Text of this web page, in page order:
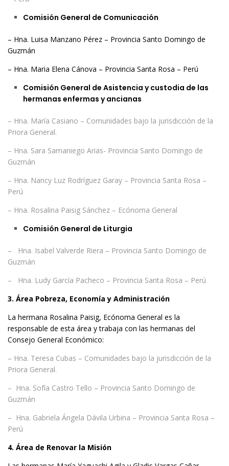
Comisión General de Comunicación
– Hna. Luisa Manzano Pérez – Provincia Santo Domingo de
Guzmán
– Hna. Maria Elena Cánova – Provincia Santa Rosa – Perú
Comisión General de Asistencia y custodia de las
hermanas enfermas y ancianas
– Hna. María Casiano – Comunidades bajo la jurisdicción de la
Priora General.
– Hna. Sara Samaniego Arias- Provincia Santo Domingo de
Guzmán
– Hna. Nancy Luz Rodríguez Garay – Provincia Santa Rosa –
Perú
– Hna. Rosalina Paisig Sánchez – Ecónoma General
Comisión General de Liturgia
– Hna. Isabel Valverde Riera – Provincia Santo Domingo de
Guzmán
– Hna. Ludy García Pacheco – Provincia Santa Rosa – Perú
3. Área Pobreza, Economía y Administración
La hermana Rosalina Paisig, Ecónoma General es la
responsable de esta área y trabaja con las hermanas del
Consejo General Económico:
– Hna. Teresa Cubas – Comunidades bajo la jurisdicción de la
Priora General.
– Hna. Sofía Castro Tello – Provincia Santo Domingo de
Guzmán
– Hna. Gabriela Ángela Dávila Urbina – Provincia Santa Rosa –
Perú
4. Área de Renovar la Misión